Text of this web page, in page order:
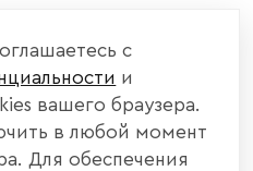
с
и
вашего браузера.
в любой момент
Для обеспечения